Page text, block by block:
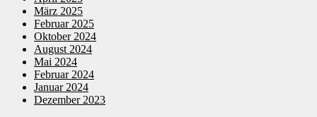
März 2025
Februar 2025
Oktober 2024
August 2024
Mai 2024
Februar 2024
Januar 2024
Dezember 2023